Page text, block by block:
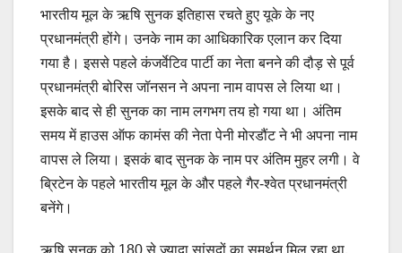
भारतीय मूल के ऋषि सुनक इतिहास रचते हुए यूके के नए
प्रधानमंत्री होंगे। उनके नाम का आधिकारिक एलान कर दिया
गया है। इससे पहले कंजर्वेटिव पार्टी का नेता बनने की दौड़ से पूर्व
प्रधानमंत्री बोरिस जॉनसन ने अपना नाम वापस ले लिया था।
इसके बाद से ही सुनक का नाम लगभग तय हो गया था। अंतिम
समय में हाउस ऑफ कामंस की नेता पेनी मोरडौंट ने भी अपना नाम
वापस ले लिया। इसकं बाद सुनक के नाम पर अंतिम मुहर लगी। वे
ब्रिटेन के पहले भारतीय मूल के और पहले गैर-श्वेत प्रधानमंत्री
बनेंगे।
ऋषि सुनक को 180 से ज्यादा सांसदों का समर्थन मिल रहा था,